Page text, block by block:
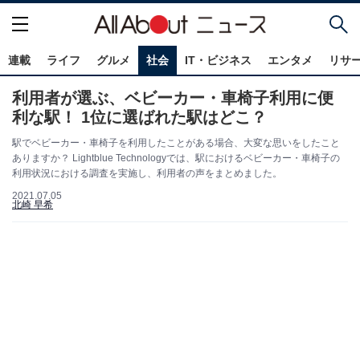
連載 ライフ グルメ 社会 IT・ビジネス エンタメ リサ
利用者が選ぶ、ベビーカー・車椅子利用に便
利な駅！ 1位に選ばれた駅はどこ？
駅でベビーカー・車椅子を利用したことがある場合、大変な思いをしたこと
ありますか？ Lightblue Technologyでは、駅におけるベビーカー・車椅子の
利用状況における調査を実施し、利用者の声をまとめました。
2021.07.05
北崎 早希